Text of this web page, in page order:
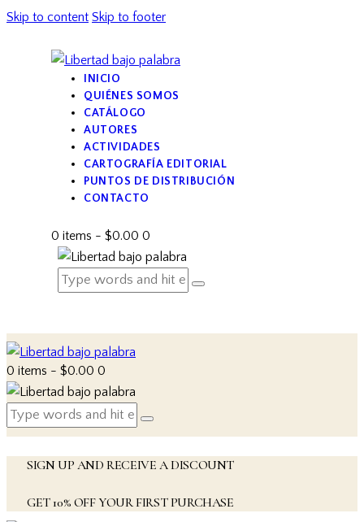
Skip to content Skip to footer
INICIO
QUIÉNES SOMOS
CATÁLOGO
AUTORES
ACTIVIDADES
CARTOGRAFÍA EDITORIAL
PUNTOS DE DISTRIBUCIÓN
CONTACTO
0 items - $0.00 0
0 items - $0.00 0
SIGN UP AND RECEIVE A DISCOUNT
GET 10% OFF YOUR FIRST PURCHASE